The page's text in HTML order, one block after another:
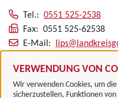
VERWENDUNG VON
Wir verwenden Cookies, um
sicherzustellen, Funktionen
Tel.: 0551 525-2538
Fax: 0551 525-62538
E-Mail:
Alle zugeordneten